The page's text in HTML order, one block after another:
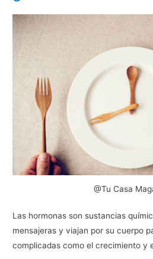
@Tu Casa
Las hormonas son sustancias
mensajeras y viajan por su cuerpo
complicadas como el crecimiento y